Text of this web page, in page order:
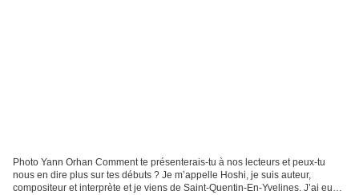
Photo Yann Orhan Comment te présenterais-tu à nos lecteurs et peux-tu
nous en dire plus sur tes débuts ? Je m’appelle Hoshi, je suis auteur,
compositeur et interprète et je viens de Saint-Quentin-En-Yvelines. J’ai eu